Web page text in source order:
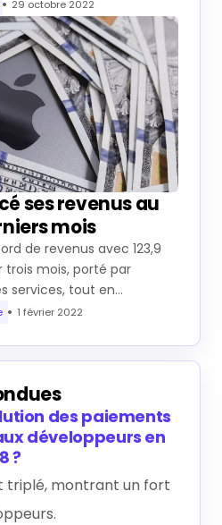
29 octobre 2022
ses revenus au
mois
de revenus avec 123,9
trois mois, porté par
services, tout en…
1 février 2022
des paiements
développeurs en
?
triplé, montrant un fort